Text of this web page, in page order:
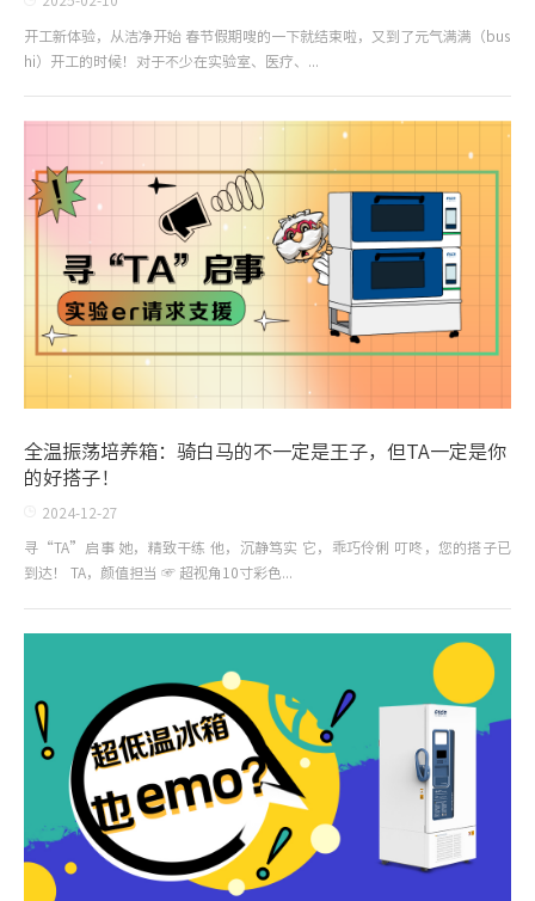
开工新体验，从洁净开始 春节假期嗖的一下就结束啦，又到了元气满满（bus
hi）开工的时候！对于不少在实验室、医疗、...
全温振荡培养箱：骑白马的不一定是王子，但TA一定是你
的好搭子！
2024-12-27
寻“TA”启事 她，精致干练 他，沉静笃实 它，乖巧伶俐 叮咚，您的搭子已
到达！ TA，颜值担当 ☞ 超视角10寸彩色...